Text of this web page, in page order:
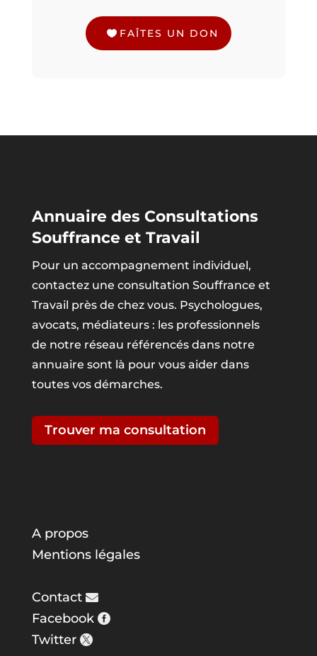
FAÎTES UN DON
Annuaire des Consultations
Souffrance et Travail
Pour un accompagnement individuel,
contactez une consultation Souffrance et
Travail près de chez vous. Psychologues,
avocats, médiateurs : les professionnels
de notre réseau référencés dans notre
annuaire sont là pour vous aider dans
toutes vos démarches.
Trouver ma consultation
A propos
Mentions légales
Contact
Facebook
Twitter